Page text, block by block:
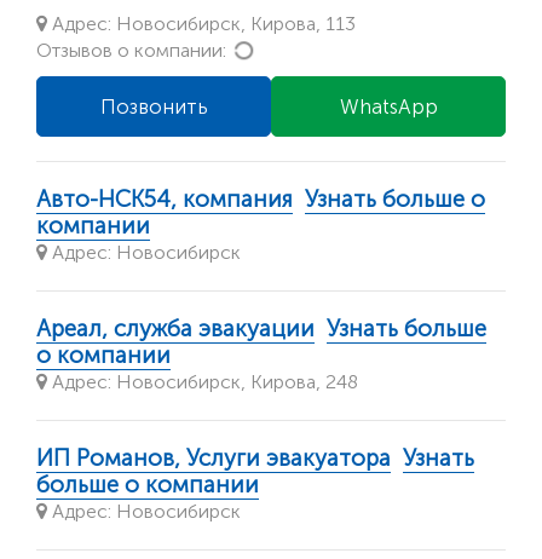
Адрес: Новосибирск, Кирова, 113
Отзывов о компании:
WhatsApp
Позвонить
Авто-НСК54, компания Узнать больше о
компании
Адрес: Новосибирск
Ареал, служба эвакуации Узнать больше
о компании
Адрес: Новосибирск, Кирова, 248
ИП Романов, Услуги эвакуатора Узнать
больше о компании
Адрес: Новосибирск